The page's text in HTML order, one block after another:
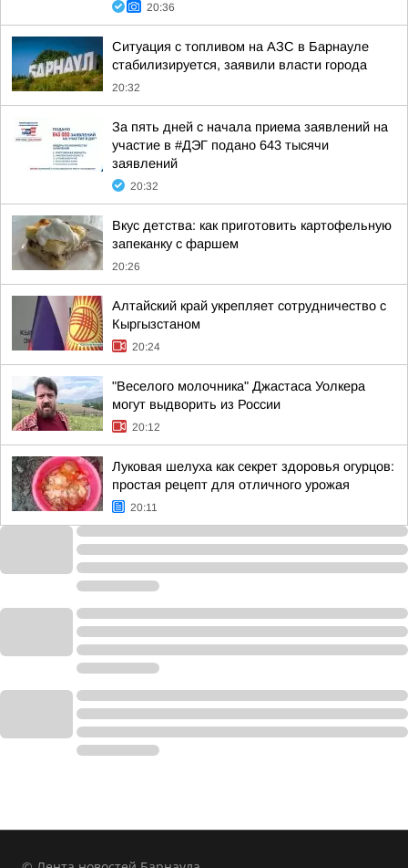
20:36
Ситуация с топливом на АЗС в Барнауле
стабилизируется, заявили власти города
20:32
За пять дней с начала приема заявлений на
участие в #ДЭГ подано 643 тысячи
заявлений
20:32
Вкус детства: как приготовить картофельную
запеканку с фаршем
20:26
Алтайский край укрепляет сотрудничество с
Кыргызстаном
20:24
"Веселого молочника" Джастаса Уолкера
могут выдворить из России
20:12
Луковая шелуха как секрет здоровья огурцов:
простая рецепт для отличного урожая
20:11